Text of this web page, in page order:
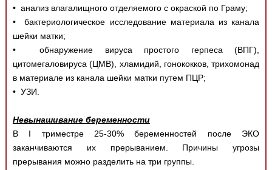
• анализ влагалищного отделяемого с окраской по Граму;
• бактериологическое исследование материала из канала
шейки матки;
• обнаружение вируса простого герпеса (ВПГ),
цитомегаловируса (ЦМВ), хламидий, гонококков, трихомонад
в материале из канала шейки матки путем ПЦР;
• УЗИ.
Невынашивание беременности
В I триместре 25-30% беременностей после ЭКО
заканчиваются их прерыванием. Причины угрозы
прерывания можно разделить на три группы.